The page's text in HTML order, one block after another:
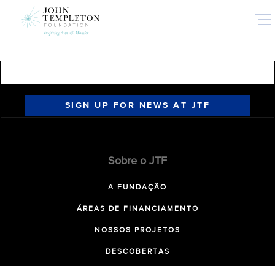
SIGN UP FOR NEWS AT JTF
Sobre o JTF
A FUNDAÇÃO
ÁREAS DE FINANCIAMENTO
NOSSOS PROJETOS
DESCOBERTAS